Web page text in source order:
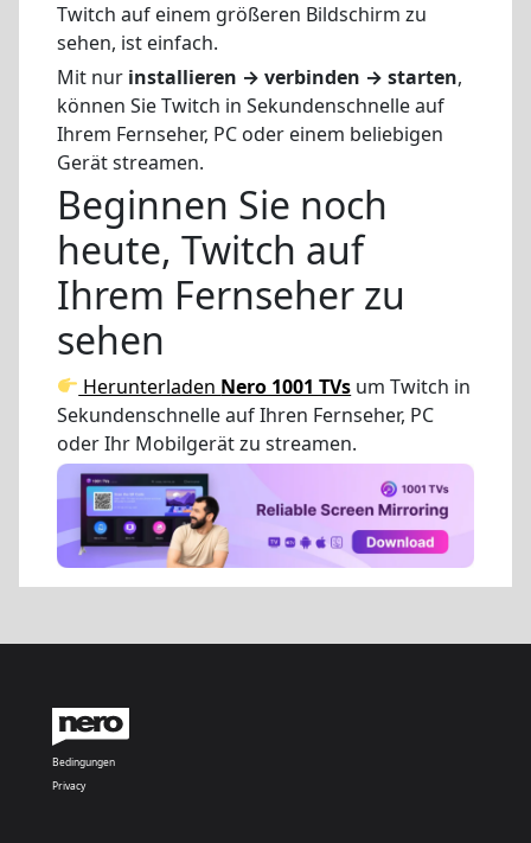
Twitch auf einem größeren Bildschirm zu
sehen, ist einfach.
Mit nur installieren → verbinden → starten,
können Sie Twitch in Sekundenschnelle auf
Ihrem Fernseher, PC oder einem beliebigen
Gerät streamen.
Beginnen Sie noch
heute, Twitch auf
Ihrem Fernseher zu
sehen
Herunterladen Nero 1001 TVs um Twitch in
Sekundenschnelle auf Ihren Fernseher, PC
oder Ihr Mobilgerät zu streamen.
Bedingungen
Privacy